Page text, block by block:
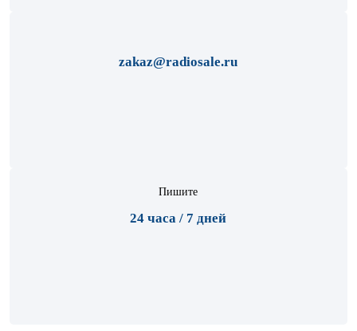
zakaz@radiosale.ru
Пишите
24 часа / 7 дней